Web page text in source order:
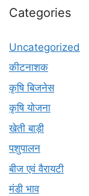
Categories
Uncategorized
कीटनाशक
कृषि बिजनेस
कृषि योजना
खेती बाड़ी
पशुपालन
बीज एवं वैरायटी
मंडी भाव